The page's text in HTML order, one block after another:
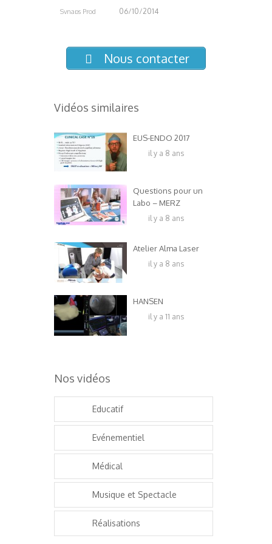
Synaps Prod 06/10/2014
Nous contacter
Vidéos similaires
EUS-ENDO 2017
il y a 8 ans
Questions pour un
Labo – MERZ
il y a 8 ans
Atelier Alma Laser
il y a 8 ans
HANSEN
il y a 11 ans
Nos vidéos
Educatif
Evénementiel
Médical
Musique et Spectacle
Réalisations